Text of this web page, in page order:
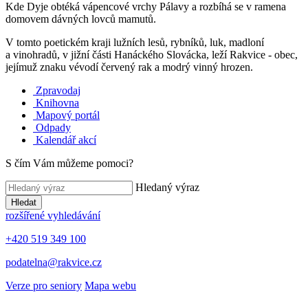
Kde Dyje obtéká vápencové vrchy Pálavy a rozbíhá se v ramena
domovem dávných lovců mamutů.
V tomto poetickém kraji lužních lesů, rybníků, luk, madloní
a vinohradů, v jižní části Hanáckého Slovácka, leží Rakvice - obec,
jejímuž znaku vévodí červený rak a modrý vinný hrozen.
Zpravodaj
Knihovna
Mapový portál
Odpady
Kalendář akcí
S čím Vám můžeme pomoci?
Hledaný výraz
Hledat
rozšířené vyhledávání
+420 519 349 100
podatelna@rakvice.cz
Verze pro seniory Mapa webu